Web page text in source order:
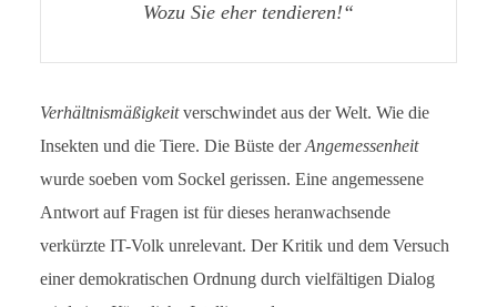
Wozu Sie eher tendieren!“
Verhältnismäßigkeitverschwindet aus der Welt. Wie die
Insekten und die Tiere. Die Büste derAngemessenheit
wurde soeben vom Sockel gerissen. Eine angemessene
Antwort auf Fragen ist für dieses heranwachsende
verkürzte IT-Volk unrelevant. Der Kritik und dem Versuch
einer demokratischen Ordnung durch vielfältigen Dialog